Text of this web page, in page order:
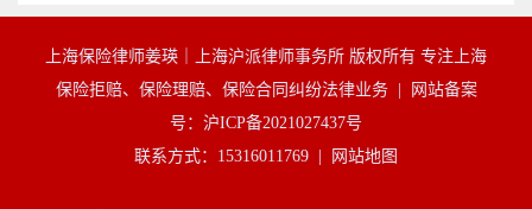
上海保险律师姜瑛｜上海沪派律师事务所 版权所有 专注上海
保险拒赔、保险理赔、保险合同纠纷法律业务 |
网站备案
号：沪ICP备2021027437号
联系方式：15316011769 |
网站地图